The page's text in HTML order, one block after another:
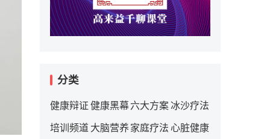
分类
健康辩证 健康黑幕 六大方案冰沙疗法
培训频道 大脑营养 家庭疗法 心脏健康